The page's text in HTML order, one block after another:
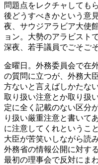
問題点をレクチャしても
後どうすべきかという意見
夜、サウジアラビア大使
ョン。大勢のアラビスト
深夜、若手議員でごそごそ
金曜日。外務委員会で在
の質問に立つが、外務大
方ないと言えばしかたな
取り扱い注意とか取り扱
定に全く記載のない区分
り扱い厳重注意と書いて
に注意してくれというこ
大臣が苦笑いしながら読
外務省の情報公開に対す
最初の理事会で反対にま